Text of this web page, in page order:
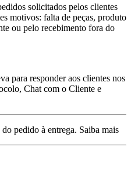
solicitados pelos clientes
motivos: falta de peças, produto
ou pelo recebimento fora do
para responder aos clientes nos
Chat com o Cliente e
pedido à entrega. Saiba mais